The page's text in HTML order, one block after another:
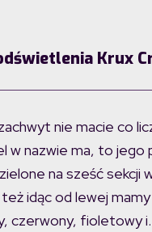
Krux
nie macie co
w nazwie ma, to
na sześć sekcji
idąc od lewej
czerwony, fioletowy